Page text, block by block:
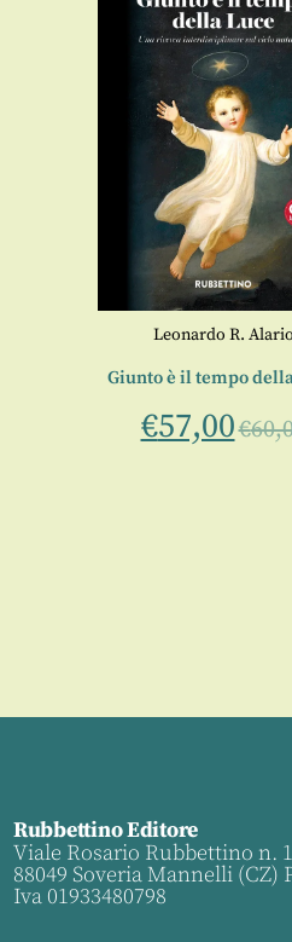
Leonardo R. Alario
Giunto è il tempo
€57,00€
Rubbettino Editore
Viale Rosario Rubbettino n.
88049 Soveria Mannelli (CZ)
Iva 01933480798